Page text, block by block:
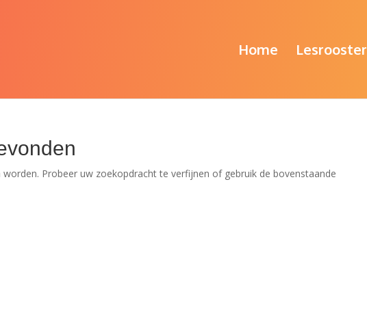
Home Lesrooster
Probeer uw zoekopdracht te verfijnen of gebruik de bovenstaande